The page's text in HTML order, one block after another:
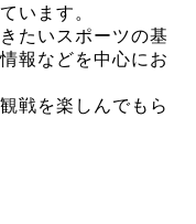
います。
たいスポーツの基
報などを中心にお
戦を楽しんでもら